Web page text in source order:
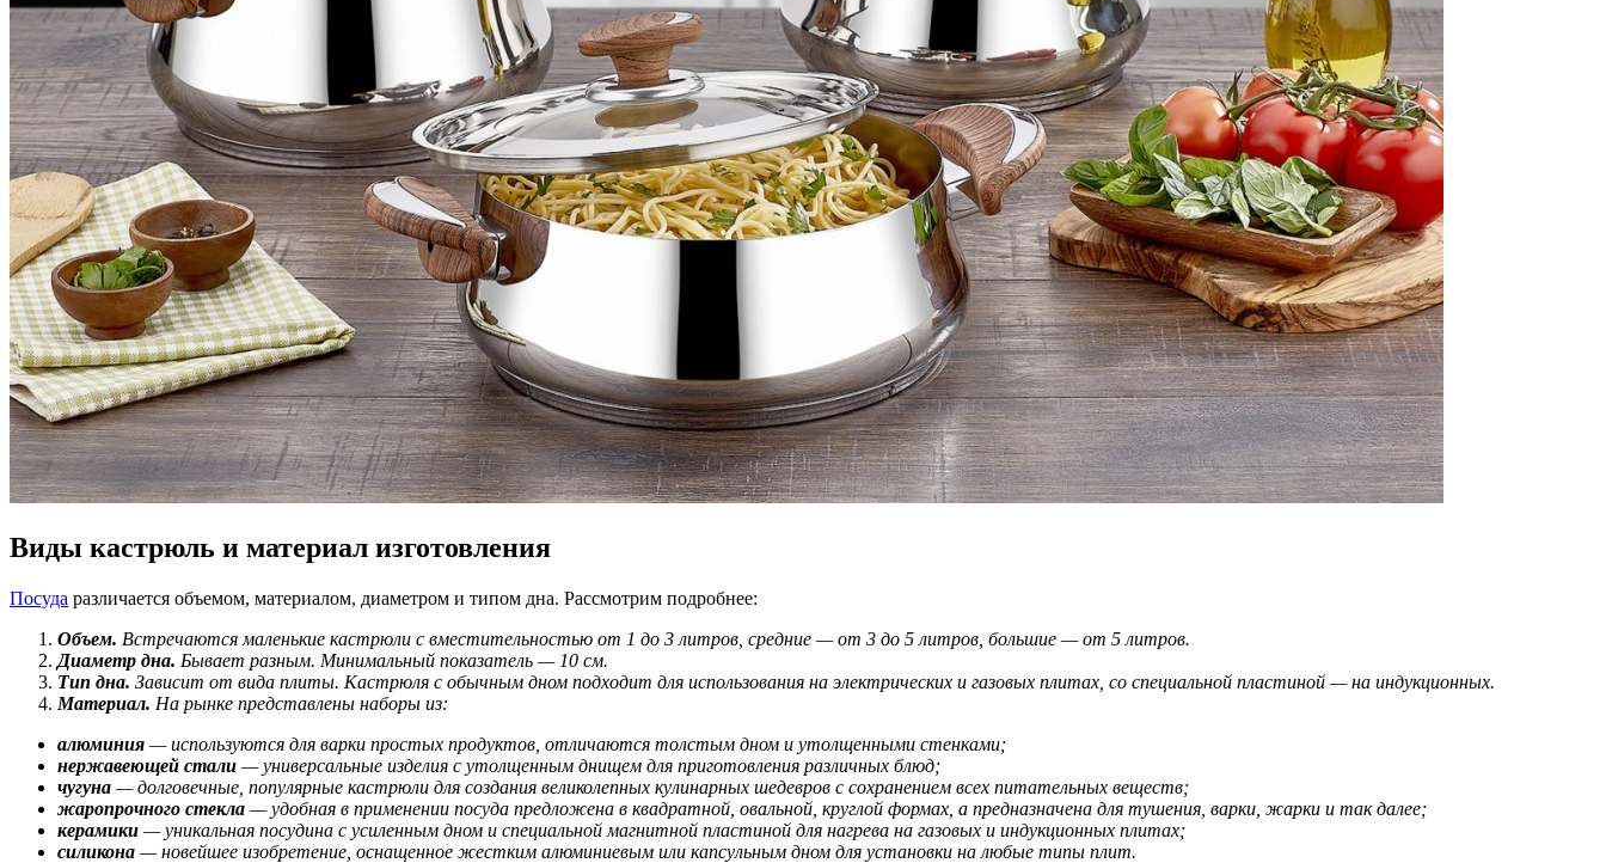
Виды кастрюль и материал изготовления
Посуда различается объемом, материалом, диаметром и типом дна. Рассмотрим подробнее:
Объем. Встречаются маленькие кастрюли с вместительностью от 1 до 3 литров, средние — от 3 до 5 литров, большие — от 5 литров.
Диаметр дна. Бывает разным. Минимальный показатель — 10 см.
Тип дна. Зависит от вида плиты. Кастрюля с обычным дном подходит для использования на электрических и газовых плитах, со специальной пластиной — на индукционных.
Материал. На рынке представлены наборы из:
алюминия — используются для варки простых продуктов, отличаются толстым дном и утолщенными стенками;
нержавеющей стали — универсальные изделия с утолщенным днищем для приготовления различных блюд;
чугуна — долговечные, популярные кастрюли для создания великолепных кулинарных шедевров с сохранением всех питательных веществ;
жаропрочного стекла — удобная в применении посуда предложена в квадратной, овальной, круглой формах, а предназначена для тушения, варки, жарки и так далее;
керамики — уникальная посудина с усиленным дном и специальной магнитной пластиной для нагрева на газовых и индукционных плитах;
силикона — новейшее изобретение, оснащенное жестким алюминиевым или капсульным дном для установки на любые типы плит.